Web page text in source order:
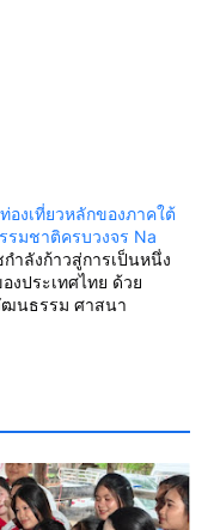
องเที่ยวหลักของภาคใต้
มชาติครบวงจร Na
ำลังก้าวสู่การเป็นหนึ่ง
งประเทศไทย ด้วย
ฒนธรรม ศาสนา